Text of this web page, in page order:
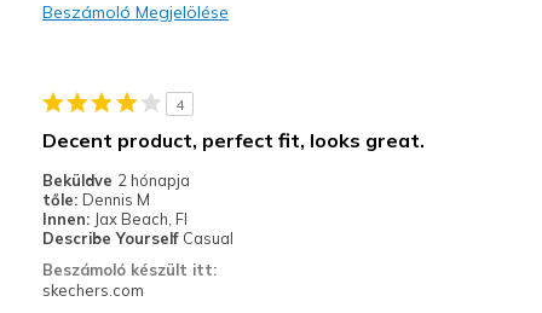
Beszámoló Megjelölése
4
Decent product, perfect fit, looks great.
Beküldve 2 hónapja
tőle: Dennis M
Innen: Jax Beach, Fl
Describe Yourself Casual
Beszámoló készült itt:
skechers.com